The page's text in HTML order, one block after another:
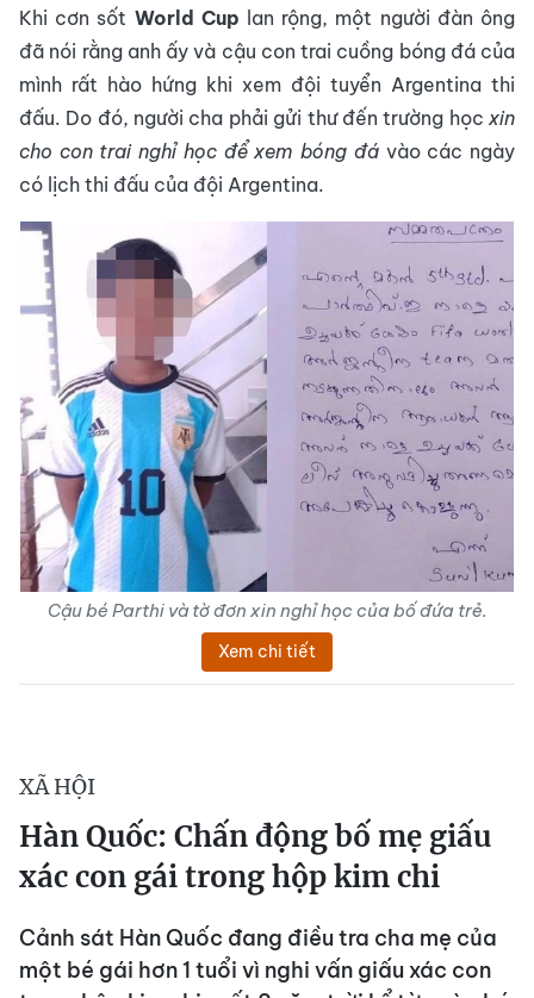
Khi cơn sốt World Cup lan rộng, một người đàn ông
đã nói rằng anh ấy và cậu con trai cuồng bóng đá của
mình rất hào hứng khi xem đội tuyển Argentina thi
đấu. Do đó, người cha phải gửi thư đến trường học xin
cho con trai nghỉ học để xem bóng đávào các ngày
có lịch thi đấu của đội Argentina.
Cậu bé Parthi và tờ đơn xin nghỉ học của bố đứa trẻ.
Xem chi tiết
XÃ HỘI
Hàn Quốc: Chấn động bố mẹ giấu
xác con gái trong hộp kim chi
Cảnh sát Hàn Quốc đang điều tra cha mẹ của
một bé gái hơn 1 tuổi vì nghi vấn giấu xác con